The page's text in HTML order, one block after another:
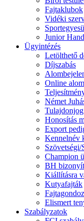
Fajtaklubok
Vidéki
Junior
Ügyintézés
Letölthető
Díjszabás
Online
Német
Honosítás
Export
Kennelnév
Champion
BH
Kiállításra
Kutyafajták
Elismert
Szabályzatok